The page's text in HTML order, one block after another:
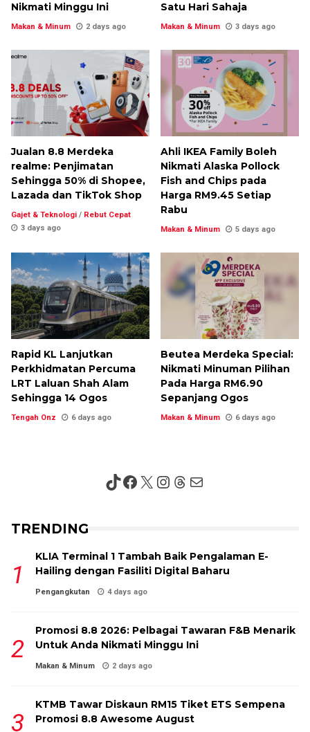
Nikmati Minggu Ini
Makan & Minum 2 days ago
Satu Hari Sahaja
Makan & Minum 3 days ago
Jualan 8.8 Merdeka
realme: Penjimatan
Sehingga 50% di Shopee,
Lazada dan TikTok Shop
Gajet & Teknologi / Rebut Cepat
3 days ago
Ahli IKEA Family Boleh
Nikmati Alaska Pollock
Fish and Chips pada
Harga RM9.45 Setiap
Rabu
Makan & Minum 5 days ago
Rapid KL Lanjutkan
Perkhidmatan Percuma
LRT Laluan Shah Alam
Sehingga 14 Ogos
Tengah Onz 6 days ago
Beutea Merdeka Special:
Nikmati Minuman Pilihan
Pada Harga RM6.90
Sepanjang Ogos
Makan & Minum 6 days ago
TikTok
Facebook
X Instagram
Threads
Mail
TRENDING
KLIA Terminal 1 Tambah Baik Pengalaman E-
Hailing dengan Fasiliti Digital Baharu
Pengangkutan 4 days ago
Promosi 8.8 2026: Pelbagai Tawaran F&B Menarik
Untuk Anda Nikmati Minggu Ini
Makan & Minum 2 days ago
KTMB Tawar Diskaun RM15 Tiket ETS Sempena
Promosi 8.8 Awesome August